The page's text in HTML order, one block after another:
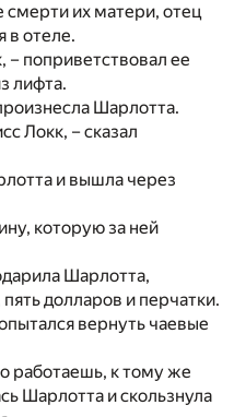
их матери, отец
в отеле.
– поприветствовал ее
лифта.
Шарлотта.
Локк, – сказал
и вышла через
которую за ней
Шарлотта,
долларов и перчатки.
вернуть чаевые
работаешь, к тому же
Шарлотта и скользнула